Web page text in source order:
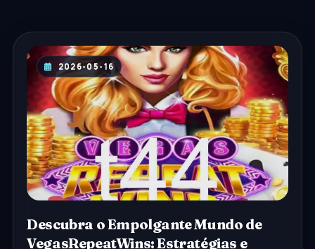
2026-05-16
Descubra o Empolgante Mundo de
VegasRepeatWins: Estratégias e